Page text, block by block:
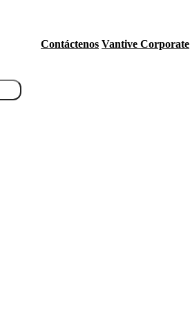
Header
Contáctenos Vantive Corporate